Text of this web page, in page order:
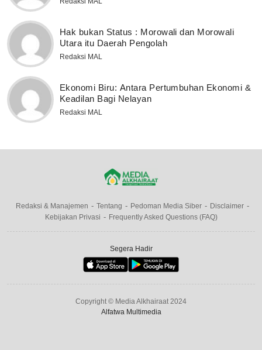
Hak bukan Status : Morowali dan Morowali
Utara itu Daerah Pengolah
Redaksi MAL
Ekonomi Biru: Antara Pertumbuhan Ekonomi &
Keadilan Bagi Nelayan
Redaksi MAL
Redaksi & Manajemen Tentang Pedoman Media Siber
Disclaimer
Kebijakan Privasi
Frequently Asked Questions (FAQ)
Segera Hadir
Copyright © Media Alkhairaat 2024
Alfatwa Multimedia